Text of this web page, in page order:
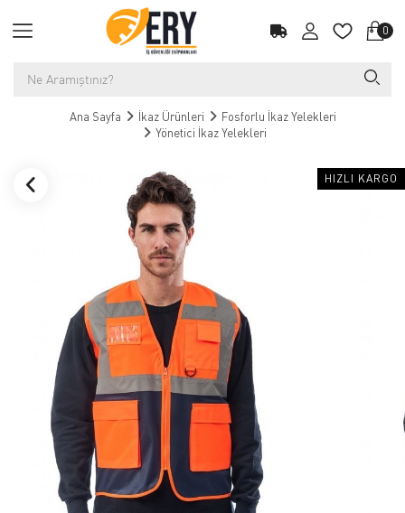
0
Ana Sayfa İkaz Ürünleri
Fosforlu İkaz Yelekleri
Yönetici İkaz Yelekleri
HIZLI KARGO